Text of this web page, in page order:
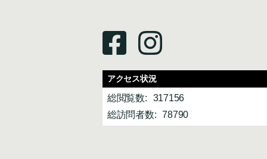
アクセス状況
総閲覧数:
317156
総訪問者数:
78790